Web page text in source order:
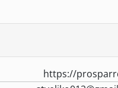
https://